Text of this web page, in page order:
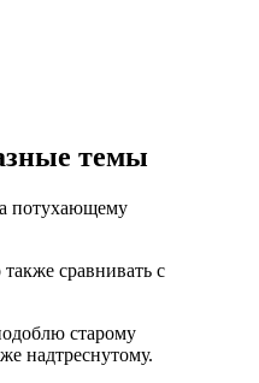
темы
потухающему
сравнивать с
старому
надтреснутому.